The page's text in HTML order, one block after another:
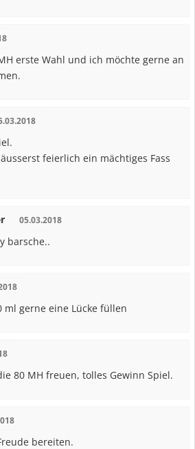
erste Wahl und ich möchte gerne an
feierlich ein mächtiges Fass
05.03.2018
barsche..
gerne eine Lücke füllen
80 MH freuen, tolles Gewinn Spiel.
bereiten.